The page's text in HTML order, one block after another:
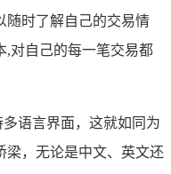
随时了解自己的交易情
,对自己的每一笔交易都
语言界面，这就如同为
梁，无论是中文、英文还